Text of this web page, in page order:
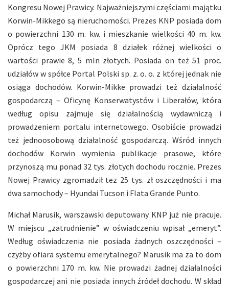
Kongresu Nowej Prawicy. Najważniejszymi częściami majątku
Korwin-Mikkego są nieruchomości. Prezes KNP posiada dom
o powierzchni 130 m. kw. i mieszkanie wielkości 40 m. kw.
Oprócz tego JKM posiada 8 działek różnej wielkości o
wartości prawie 8, 5 mln złotych. Posiada on też 51 proc.
udziałów w spółce Portal Polski sp. z. o. o. z której jednak nie
osiąga dochodów. Korwin-Mikke prowadzi też działalność
gospodarczą – Oficynę Konserwatystów i Liberałów, która
według opisu zajmuje się działalnością wydawniczą i
prowadzeniem portalu internetowego. Osobiście prowadzi
też jednoosobową działalność gospodarczą. Wśród innych
dochodów Korwin wymienia publikacje prasowe, które
przynoszą mu ponad 32 tys. złotych dochodu rocznie. Prezes
Nowej Prawicy zgromadził tez 25 tys. zł oszczędności i ma
dwa samochody – Hyundai Tucson i FIata Grande Punto.
Michał Marusik, warszawski deputowany KNP już nie pracuje.
W miejscu „zatrudnienie” w oświadczeniu wpisał „emeryt”.
Według oświadczenia nie posiada żadnych oszczędności –
czyżby ofiara systemu emerytalnego? Marusik ma za to dom
o powierzchni 170 m. kw. Nie prowadzi żadnej działalności
gospodarczej ani nie posiada innych źródeł dochodu. W skład